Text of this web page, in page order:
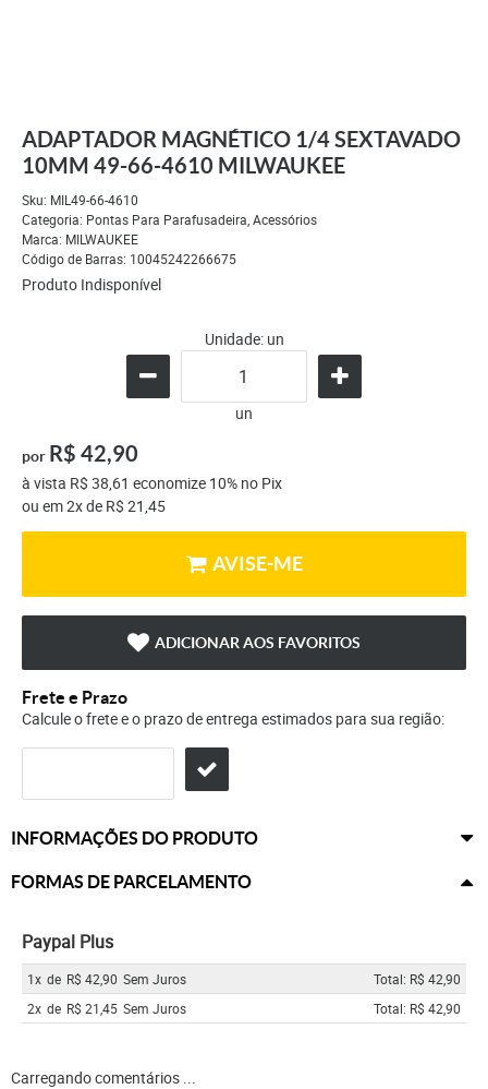
ADAPTADOR MAGNÉTICO 1/4 SEXTAVADO
10MM 49-66-4610 MILWAUKEE
Sku: MIL49-66-4610
Categoria: Pontas Para Parafusadeira,Acessórios
Marca: MILWAUKEE
Código de Barras: 10045242266675
Produto Indisponível
Unidade: un
un
por R$ 42,90
à vista R$ 38,61 economize 10% no Pix
ou em2xde R$ 21,45
AVISE-ME
ADICIONAR AOS FAVORITOS
Frete e Prazo
Calcule o frete e o prazo de entrega estimados para sua região:
INFORMAÇÕES DO PRODUTO
FORMAS DE PARCELAMENTO
Paypal Plus
1x de R$ 42,90 Sem Juros
Total: R$ 42,90
2x de R$ 21,45 Sem Juros Total: R$ 42,90
Carregando comentários ...